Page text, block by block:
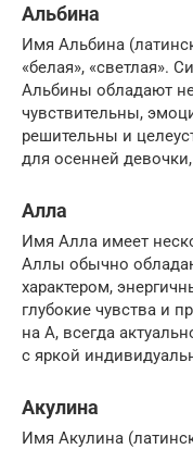
Альбина
Имя Альбина
«белая», «светлая».
Альбины обладают
чувствительны,
решительны и
для осенней
Алла
Имя Алла имеет
Аллы обычно
характером,
глубокие чувства и
на А, всегда
с яркой
Акулина
Имя Акулина